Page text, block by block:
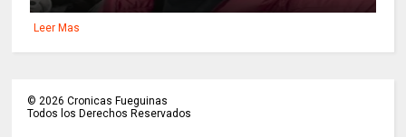
Leer Mas
©2026 Cronicas Fueguinas
Todos los Derechos Reservados